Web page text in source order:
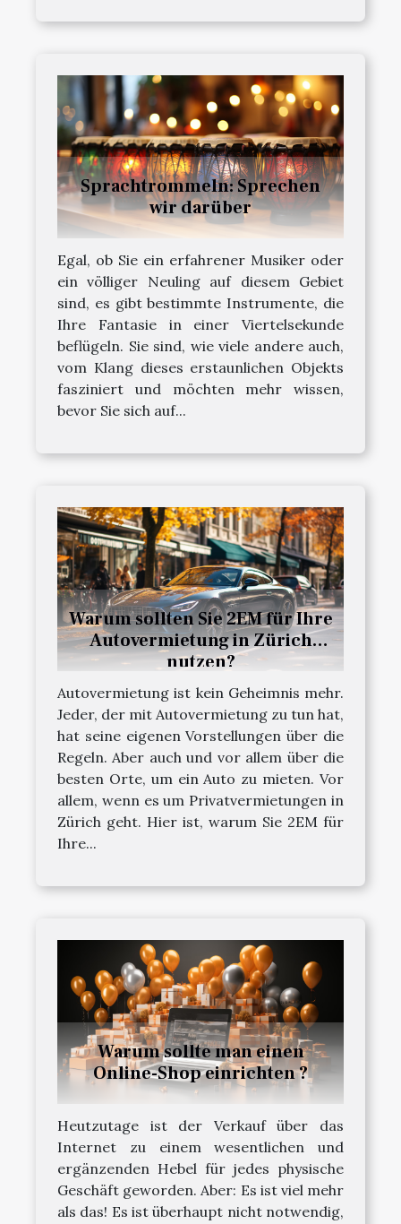
Sprachtrommeln: Sprechen
wir darüber
Egal, ob Sie ein erfahrener Musiker oder
ein völliger Neuling auf diesem Gebiet
sind, es gibt bestimmte Instrumente, die
Ihre Fantasie in einer Viertelsekunde
beflügeln. Sie sind, wie viele andere auch,
vom Klang dieses erstaunlichen Objekts
fasziniert und möchten mehr wissen,
bevor Sie sich auf...
Warum sollten Sie 2EM für Ihre
Autovermietung in Zürich
nutzen?
Autovermietung ist kein Geheimnis mehr.
Jeder, der mit Autovermietung zu tun hat,
hat seine eigenen Vorstellungen über die
Regeln. Aber auch und vor allem über die
besten Orte, um ein Auto zu mieten. Vor
allem, wenn es um Privatvermietungen in
Zürich geht. Hier ist, warum Sie 2EM für
Ihre...
Warum sollte man einen
Online-Shop einrichten ?
Heutzutage ist der Verkauf über das
Internet zu einem wesentlichen und
ergänzenden Hebel für jedes physische
Geschäft geworden. Aber: Es ist viel mehr
als das! Es ist überhaupt nicht notwendig,